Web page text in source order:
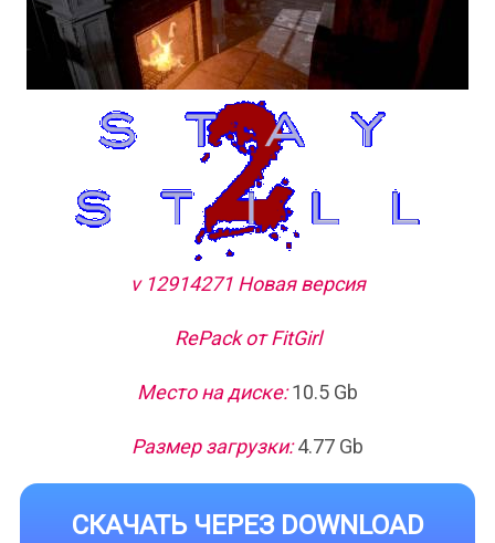
v 12914271 Новая версия
RePack от FitGirl
Место на диске:10.5 Gb
Размер загрузки:4.77 Gb
СКАЧАТЬ ЧЕРЕЗ DOWNLOAD